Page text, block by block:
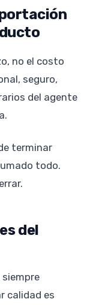
no el costo
seguro,
del agente
terminar
todo.
del
calidad es